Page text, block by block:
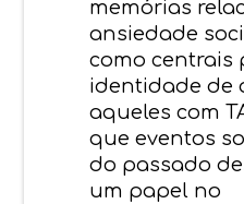
memórias
ansiedade
como centrais
identidade de
aqueles com
que eventos
do passado
um papel no